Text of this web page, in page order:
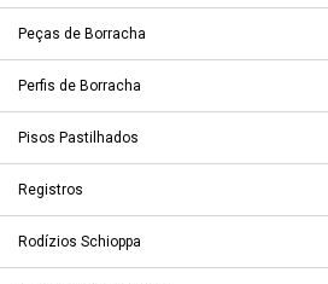
Peças de Borracha
Perfis de Borracha
Pisos Pastilhados
Registros
Rodízios Schioppa